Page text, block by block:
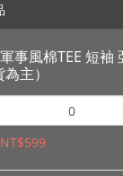
軍事風棉TEE 短
主）